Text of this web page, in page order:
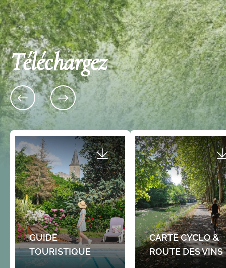
21 Chemin de Farizeau 33670 SADIRAC
Château Farizeau
Du début du XIXe siècle jusqu'en 1911, les
Moreau étaient tonneliers et maîtres de chai de
père en…
Payant
Place Fouragnan 33670
La Halle Gourmande
hebdomadaire du
midi de Sadirac
Le cœur de la commune de
sous la halle André
Fouragnan) tous les
Gratuit
Téléchargez
GUIDE
TOURISTIQUE
CARTE CYCLO &
ROUTE DES VINS